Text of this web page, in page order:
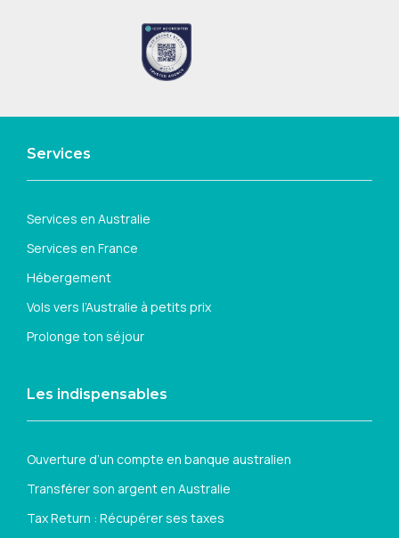
Services
Services en Australie
Services en France
Hébergement
Vols vers l’Australie à petits prix
Prolonge ton séjour
Les indispensables
Ouverture d’un compte en banque australien
Transférer son argent en Australie
Tax Return : Récupérer ses taxes